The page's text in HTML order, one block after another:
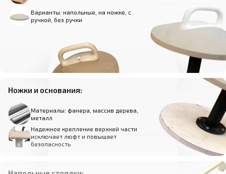
Варианты: напольные, на ножке, с
ручкой, без ручки
Ножки и основания:
Материалы: фанера, массив дерева,
металл
Надежное крепление верхней части
исключает люфт и повышает
безопасность